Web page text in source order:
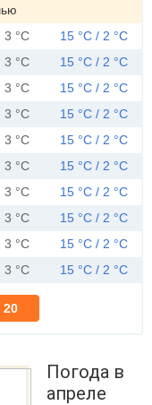
3 °C
15 °C / 2 °C
3 °C
15 °C / 2 °C
3 °C
15 °C / 2 °C
3 °C
15 °C / 2 °C
3 °C
15 °C / 2 °C
3 °C
15 °C / 2 °C
3 °C
15 °C / 2 °C
3 °C
15 °C / 2 °C
3 °C
15 °C / 2 °C
3 °C 15 °C / 2 °C
Погода в
апреле